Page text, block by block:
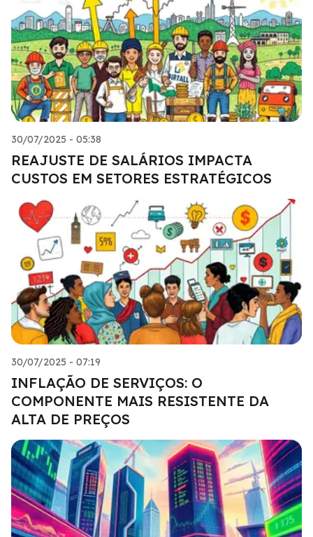
30/07/2025 - 05:38
REAJUSTE DE SALÁRIOS IMPACTA
CUSTOS EM SETORES ESTRATÉGICOS
30/07/2025 - 07:19
INFLAÇÃO DE SERVIÇOS: O
COMPONENTE MAIS RESISTENTE DA
ALTA DE PREÇOS